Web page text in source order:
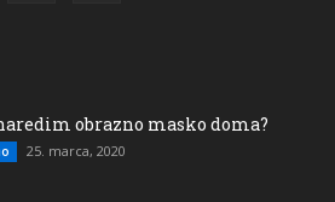
obrazno masko doma?
25. marca, 2020